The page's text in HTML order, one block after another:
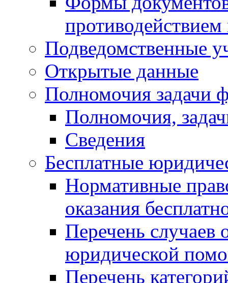
Подведомственные
Открытые данные
Полномочия задачи
Полномочия,
Сведения
Бесплатные
Нормативные
оказания
Перечень случаев
юридической
Перечень